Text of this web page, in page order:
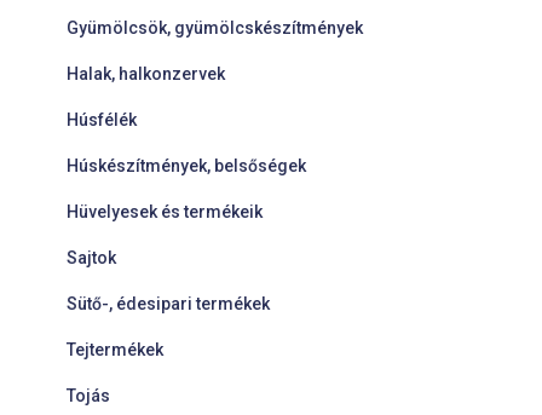
Gyümölcsök, gyümölcskészítmények
Halak, halkonzervek
Húsfélék
Húskészítmények, belsőségek
Hüvelyesek és termékeik
Sajtok
Sütő-, édesipari termékek
Tejtermékek
Tojás